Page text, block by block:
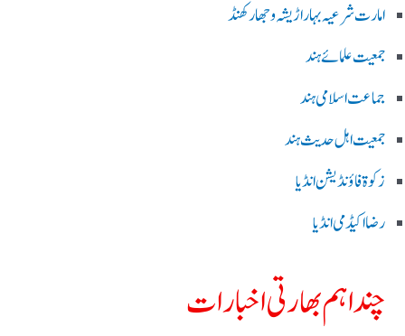
امارت شرعیہ بہار اڑیشہ و جھارکھنڈ
جمعیت علمائے ہند
جماعت اسلامی ہند
جمعیت اہل حدیث ہند
زکوۃ فاؤنڈیشن انڈیا
رضا اکیڈمی انڈیا
چند اہم بھارتی اخبارات